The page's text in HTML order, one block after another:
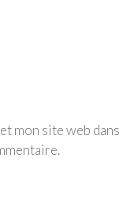
mon site web dans